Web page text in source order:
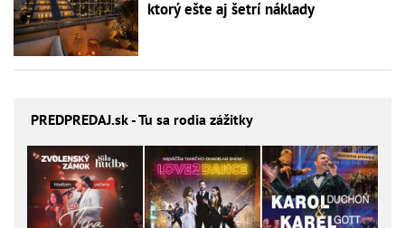
ktorý ešte aj šetrí náklady
PREDPREDAJ.sk - Tu sa rodia zážitky